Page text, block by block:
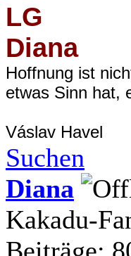
LG
Diana
Hoffnung ist
etwas Sinn hat,
Váslav Havel
Suchen
Diana
Kakadu-
Beiträge: